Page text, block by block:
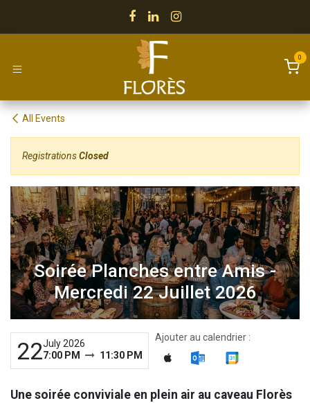
0
All Events
RegistrationsClosed
Soirée Planches entre Amis -
Mercredi 22 Juillet 2026
22July 2026
7:00 PM
11:30 PM
Ajouter au calendrier :
Une soirée conviviale en plein air au caveau Florès